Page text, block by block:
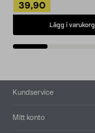
39,90
Lägg i varukorg
Sidfot
Kundservice
Mitt konto